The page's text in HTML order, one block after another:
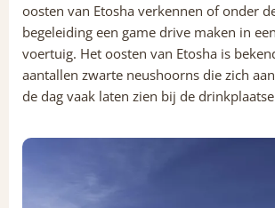
oosten van Etosha verkennen of onder
begeleiding een game drive maken in
voertuig. Het oosten van Etosha is
aantallen zwarte neushoorns die zich
de dag vaak laten zien bij de